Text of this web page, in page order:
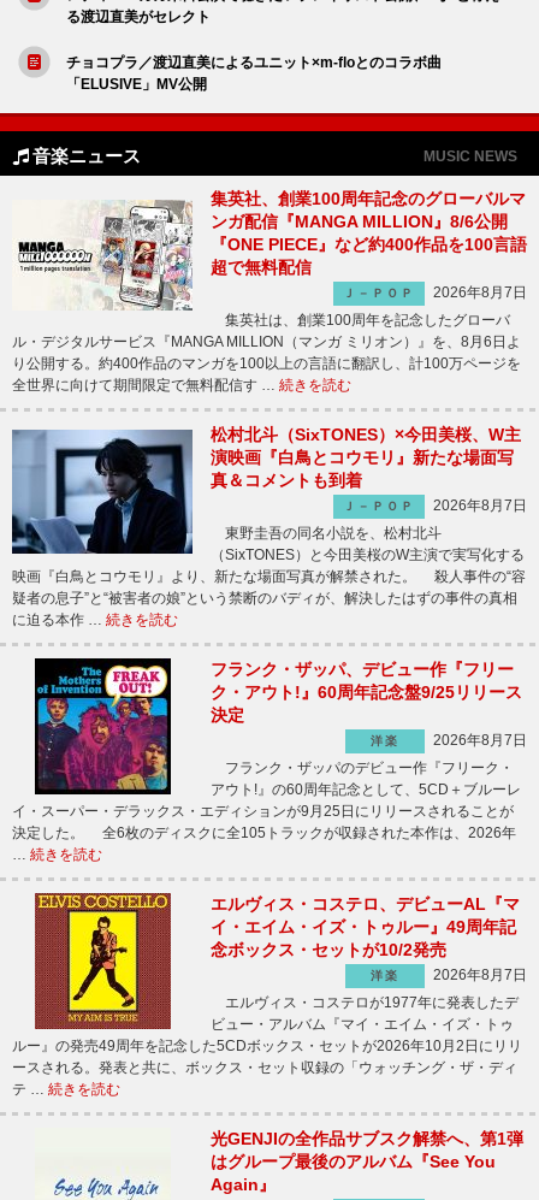
る渡辺直美がセレクト
チョコプラ／渡辺直美によるユニット×m-floとのコラボ曲
「ELUSIVE」MV公開
音楽ニュース MUSIC NEWS
集英社、創業100周年記念のグローバルマ
ンガ配信『MANGA MILLION』8/6公開
『ONE PIECE』など約400作品を100言語
超で無料配信
Ｊ－ＰＯＰ
2026年8月7日
集英社は、創業100周年を記念したグローバ
ル・デジタルサービス『MANGA MILLION（マンガ ミリオン）』を、8月6日よ
り公開する。約400作品のマンガを100以上の言語に翻訳し、計100万ページを
全世界に向けて期間限定で無料配信す … 続きを読む
松村北斗（SixTONES）×今田美桜、W主
演映画『白鳥とコウモリ』新たな場面写
真＆コメントも到着
Ｊ－ＰＯＰ
2026年8月7日
東野圭吾の同名小説を、松村北斗
（SixTONES）と今田美桜のW主演で実写化する
映画『白鳥とコウモリ』より、新たな場面写真が解禁された。 殺人事件の“容
疑者の息子”と“被害者の娘”という禁断のバディが、解決したはずの事件の真相
に迫る本作 … 続きを読む
フランク・ザッパ、デビュー作『フリー
ク・アウト!』60周年記念盤9/25リリース
決定
洋楽
2026年8月7日
フランク・ザッパのデビュー作『フリーク・
アウト!』の60周年記念として、5CD＋ブルーレ
イ・スーパー・デラックス・エディションが9月25日にリリースされることが
決定した。 全6枚のディスクに全105トラックが収録された本作は、2026年
… 続きを読む
エルヴィス・コステロ、デビューAL『マ
イ・エイム・イズ・トゥルー』49周年記
念ボックス・セットが10/2発売
洋楽
2026年8月7日
エルヴィス・コステロが1977年に発表したデ
ビュー・アルバム『マイ・エイム・イズ・トゥ
ルー』の発売49周年を記念した5CDボックス・セットが2026年10月2日にリリ
ースされる。発表と共に、ボックス・セット収録の「ウォッチング・ザ・ディ
テ … 続きを読む
光GENJIの全作品サブスク解禁へ、第1弾
はグループ最後のアルバム『See You
Again』